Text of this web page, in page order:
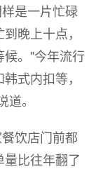
是一片忙碌
晚上十点，
。"今年流行
式内扣等，
。
饮店门前都
比往年翻了